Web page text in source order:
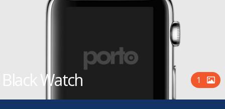
Black Watch 1